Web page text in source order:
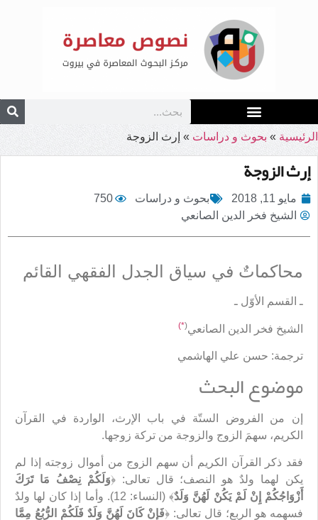
الرئيسية » بحوث و دراسات » إرث الزوجة
إرث الزوجة
مايو 11, 2018 بحوث و دراسات
750
الشيخ فخر الدين الصانعي
محاكماتٌ في سياق الجدل الفقهي القائم
ـ القسم الأوّل ـ
الشيخ فخر الدين الصانعي(
*)
ترجمة: حسن علي الهاشمي
موضوع البحث
إن من الفروض الستّة في باب الإرث، الواردة في القرآن
الكريم، سهمَ الزوج والزوجة من تركة زوجها.
فقد ذكر القرآن الكريم أن سهم الزوج من أموال زوجته إذا لم
يكن لهما ولدٌ هو النصف؛ قال تعالى: ﴿وَلَكُمْ نِصْفُ مَا تَرَكَ
أَزْوَاجُكُمْ إِنْ لَمْ يَكُنْ لَهُنَّ وَلَدٌ
﴾ (النساء: 12). وأما إذا كان لها ولدٌ
فسهمه هو الربع؛ قال تعالى: ﴿فَإِنْ كَانَ لَهُنَّ وَلَدٌ فَلَكُمْ الرُّبُعُ مِمَّا